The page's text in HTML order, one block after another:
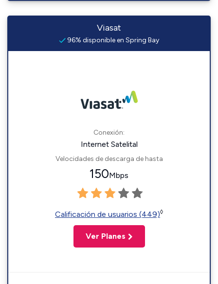
Viasat
96% disponible en Spring Bay
Conexión:
Internet Satelital
Velocidades de descarga de hasta
150Mbps
Calificación de usuarios (449)◊
Ver Planes